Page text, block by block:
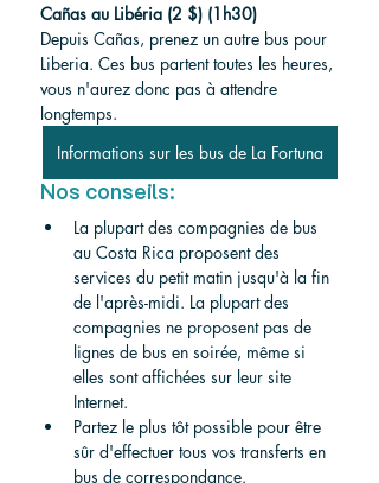
Cañas au Libéria (2 $) (1h30)
Depuis Cañas, prenez un autre bus pour
Liberia. Ces bus partent toutes les heures,
vous n'aurez donc pas à attendre
longtemps.
Informations sur les bus de La Fortuna
Nos conseils:
La plupart des compagnies de bus
au Costa Rica proposent des
services du petit matin jusqu'à la fin
de l'après-midi. La plupart des
compagnies ne proposent pas de
lignes de bus en soirée, même si
elles sont affichées sur leur site
Internet.
Partez le plus tôt possible pour être
sûr d'effectuer tous vos transferts en
bus de correspondance.